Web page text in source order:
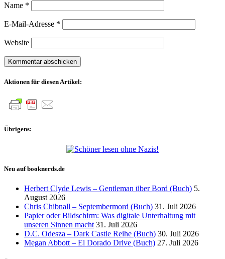
Name *
E-Mail-Adresse *
Website
Aktionen für diesen Artikel:
Übrigens:
Neu auf booknerds.de
Herbert Clyde Lewis – Gentleman über Bord (Buch) 5.
August 2026
Chris Chibnall – Septembermord (Buch) 31. Juli 2026
Papier oder Bildschirm: Was digitale Unterhaltung mit
unseren Sinnen macht 31. Juli 2026
D.C. Odesza – Dark Castle Reihe (Buch) 30. Juli 2026
Megan Abbott – El Dorado Drive (Buch) 27. Juli 2026